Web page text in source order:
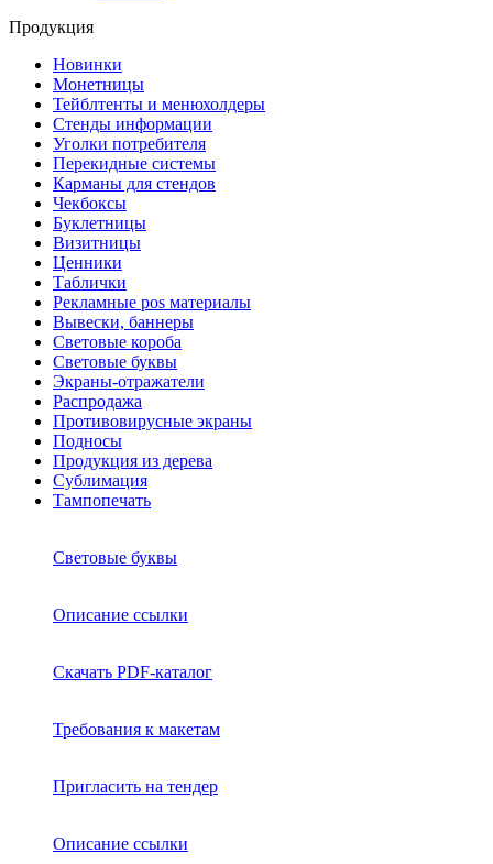
Продукция
Новинки
Монетницы
Тейблтенты и менюхолдеры
Стенды информации
Уголки потребителя
Перекидные системы
Карманы для стендов
Чекбоксы
Буклетницы
Визитницы
Ценники
Таблички
Рекламные pos материалы
Вывески, баннеры
Световые короба
Световые буквы
Экраны-отражатели
Распродажа
Противовирусные экраны
Подносы
Продукция из дерева
Сублимация
Тампопечать
Световые буквы
Описание ссылки
Скачать PDF-каталог
Требования к макетам
Пригласить на тендер
Описание ссылки